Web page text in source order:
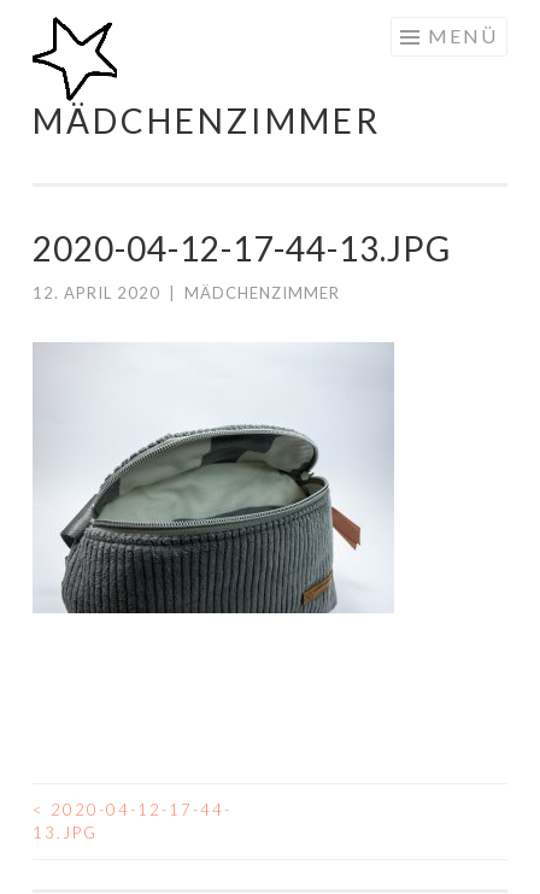
Zum
Inhalt
springen
MÄDCHENZIMMER
MENÜ
2020-04-12-17-44-13.JPG
12. APRIL 2020 MÄDCHENZIMMER
BEITRAGSNAVIGATION
<
2020-04-12-17-44-
13.JPG